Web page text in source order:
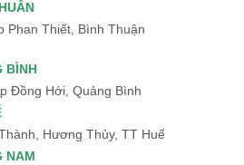
Phan Thiết, Bình Thuận
BÌNH
Đồng Hới, Quảng Bình
Hương Thủy, TT Huế
NAM